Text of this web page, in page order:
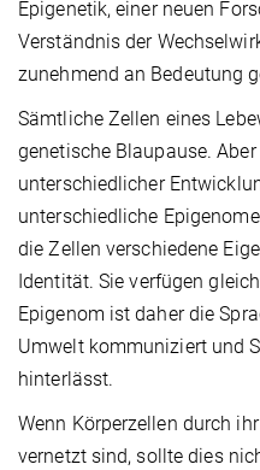
Epigenetik, einer neuen
Verständnis der
zunehmend an Bedeutung
Sämtliche Zellen eines
genetische Blaupause.
unterschiedlicher
unterschiedliche
die Zellen verschiedene
Identität. Sie verfügen
Epigenom ist daher die
Umwelt kommuniziert und
hinterlässt.
Wenn Körperzellen durch
vernetzt sind, sollte dies